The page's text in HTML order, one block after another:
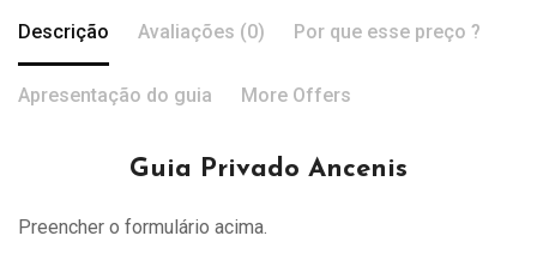
Descrição Avaliações (0) Por que esse preço ?
Apresentação do guia More Offers
Guia Privado Ancenis
Preencher o formulário acima.